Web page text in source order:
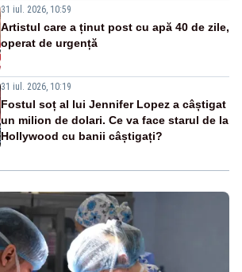
31 iul. 2026, 10:59
Artistul care a ținut post cu apă 40 de zile,
operat de urgență
31 iul. 2026, 10:19
Fostul soț al lui Jennifer Lopez a câștigat
un milion de dolari. Ce va face starul de la
Hollywood cu banii câștigați?